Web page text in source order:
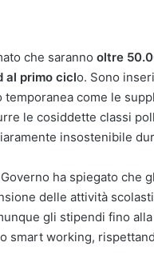
che saranno oltre
al primo ciclo. Sono
come le
le cosiddette classi
insostenibile
ha spiegato che
delle attività
gli stipendi fino
smart working,